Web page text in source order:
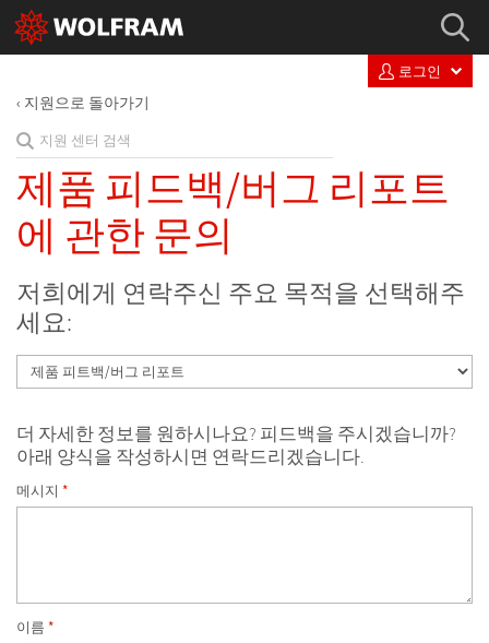
로그인
지원으로 돌아가기
제품 피드백/버그 리포트
에 관한 문의
저희에게 연락주신 주요 목적을 선택해주
세요:
더 자세한 정보를 원하시나요? 피드백을 주시겠습니까?
아래 양식을 작성하시면 연락드리겠습니다.
메시지 *
이름 *